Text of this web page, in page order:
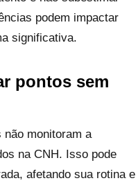
podem impactar
significativa.
pontos sem
não monitoram a
na CNH. Isso pode
afetando sua rotina e